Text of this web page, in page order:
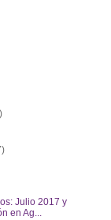
Julio 2017 y
en Ag...